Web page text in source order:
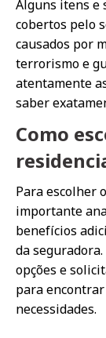
Alguns itens e
cobertos pelo
causados por
terrorismo e
atentamente
saber
Como
Para escolher
importante
benefícios
da
opções e
para
necessidades.